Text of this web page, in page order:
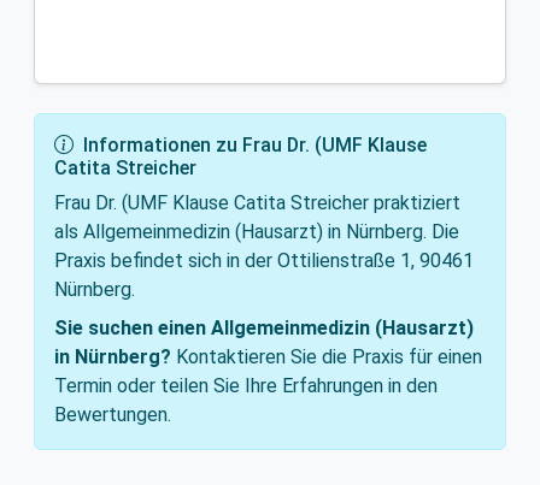
Informationen zu Frau Dr. (UMF Klause
Catita Streicher
Frau Dr. (UMF Klause Catita Streicher praktiziert
als Allgemeinmedizin (Hausarzt) in Nürnberg. Die
Praxis befindet sich in der Ottilienstraße 1, 90461
Nürnberg.
Sie suchen einen Allgemeinmedizin (Hausarzt)
in Nürnberg? Kontaktieren Sie die Praxis für einen
Termin oder teilen Sie Ihre Erfahrungen in den
Bewertungen.